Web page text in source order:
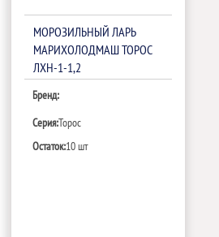
МОРОЗИЛЬНЫЙ ЛАРЬ
МАРИХОЛОДМАШ ТОРОС
ЛХН-1-1,2
Бренд:
Серия:Торос
Остаток:10 шт